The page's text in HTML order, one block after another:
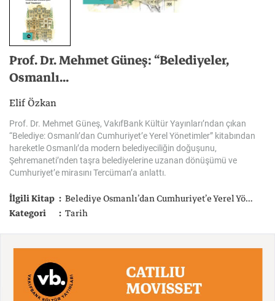
Prof. Dr. Mehmet Güneş: “Belediyeler,
Osmanlı...
Elif Özkan
Prof. Dr. Mehmet Güneş, VakıfBank Kültür Yayınları’ndan çıkan
“Belediye: Osmanlı’dan Cumhuriyet’e Yerel Yönetimler” kitabından
hareketle Osmanlı’da modern belediyeciliğin doğuşunu,
Şehremaneti’nden taşra belediyelerine uzanan dönüşümü ve
Cumhuriyet’e mirasını Tercüman’a anlattı.
İlgili Kitap
Belediye Osmanlı’dan Cumhuriyet’e Yerel Yönetimler
Kategori
Tarih